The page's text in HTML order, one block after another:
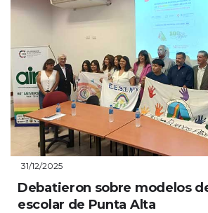
31/12/2025
Debatieron sobre modelos
escolar de Punta Alta